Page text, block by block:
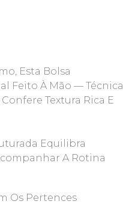
Esta Bolsa
Feito À Mão — Técnica
Textura Rica E
Equilibra
A Rotina
Os Pertences